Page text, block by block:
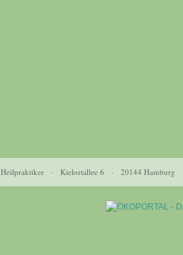
Heilpraktiker · Kielortallee 6 · 20144